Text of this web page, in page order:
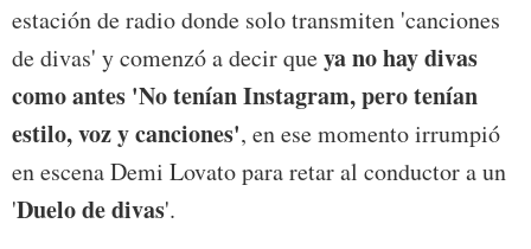
estación de radio donde solo transmiten 'canciones
de divas' y comenzó a decir queya no hay divas
como antes 'No tenían Instagram, pero tenían
estilo, voz y canciones', en ese momento irrumpió
en escena Demi Lovato para retar al conductor a un
'Duelo de divas'.